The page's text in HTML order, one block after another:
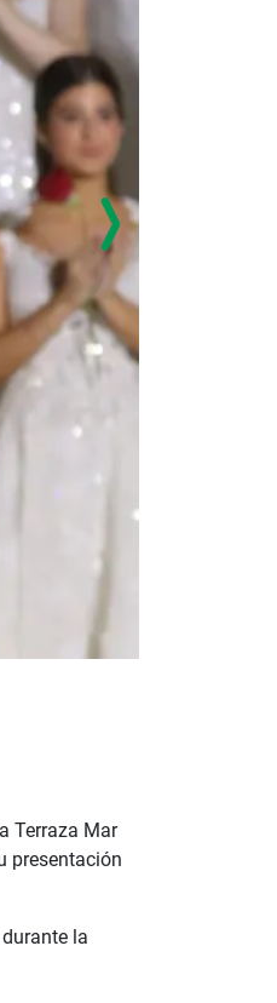
Terraza Mar
presentación
la